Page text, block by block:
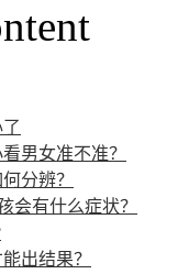
男女准不准？
分辨？
会有什么症状？
出结果？